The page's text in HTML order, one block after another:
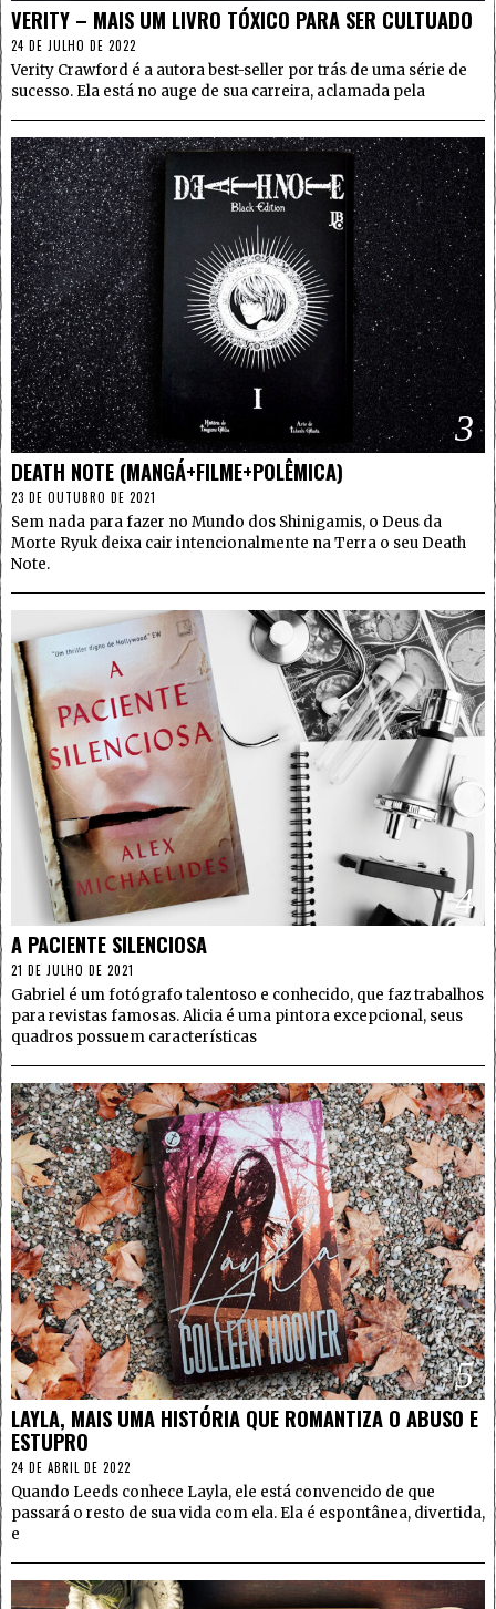
VERITY – MAIS UM LIVRO TÓXICO PARA SER CULTUADO
24 DE JULHO DE 2022
Verity Crawford é a autora best-seller por trás de uma série de
sucesso. Ela está no auge de sua carreira, aclamada pela
3
DEATH NOTE (MANGÁ+FILME+POLÊMICA)
23 DE OUTUBRO DE 2021
Sem nada para fazer no Mundo dos Shinigamis, o Deus da
Morte Ryuk deixa cair intencionalmente na Terra o seu Death
Note.
4
A PACIENTE SILENCIOSA
21 DE JULHO DE 2021
Gabriel é um fotógrafo talentoso e conhecido, que faz trabalhos
para revistas famosas. Alicia é uma pintora excepcional, seus
quadros possuem características
5
LAYLA, MAIS UMA HISTÓRIA QUE ROMANTIZA O ABUSO E
ESTUPRO
24 DE ABRIL DE 2022
Quando Leeds conhece Layla, ele está convencido de que
passará o resto de sua vida com ela. Ela é espontânea, divertida,
e